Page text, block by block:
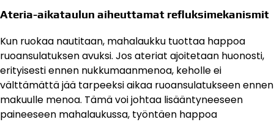
Ateria-aikataulun aiheuttamat refluksimekanismit
Kun ruokaa nautitaan, mahalaukku tuottaa happoa
ruoansulatuksen avuksi. Jos ateriat ajoitetaan huonosti,
erityisesti ennen nukkumaanmenoa, keholle ei
välttämättä jää tarpeeksi aikaa ruoansulatukseen ennen
makuulle menoa. Tämä voi johtaa lisääntyneeseen
paineeseen mahalaukussa, työntäen happoa